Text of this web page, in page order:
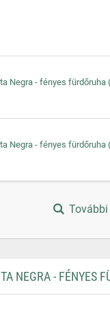
Negra - fényes fürdőruha
Negra - fényes fürdőruha
NEGRA - FÉNYES